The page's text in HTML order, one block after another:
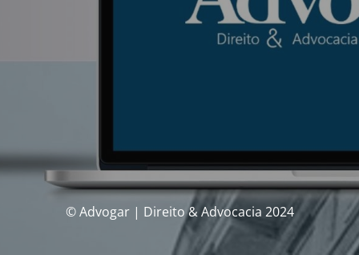
© Advogar | Direito & Advocacia 2024